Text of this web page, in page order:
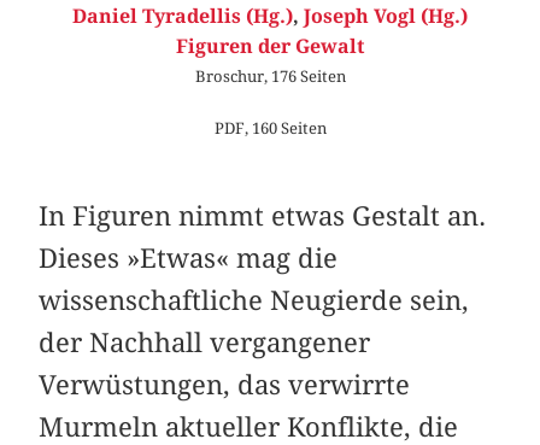
Daniel Tyradellis (Hg.), Joseph Vogl (Hg.)
Figuren der Gewalt
Broschur, 176 Seiten
PDF, 160 Seiten
In Figuren nimmt etwas Gestalt an.
Dieses »Etwas« mag die
wissenschaftliche Neugierde sein,
der Nachhall vergangener
Verwüstungen, das verwirrte
Murmeln aktueller Konflikte, die